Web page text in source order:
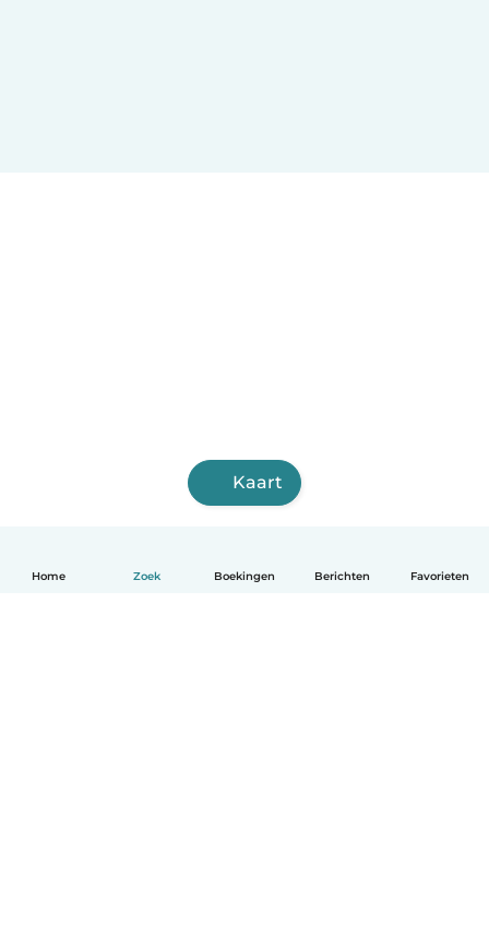
Home Zoek Boekingen Berichten Favorieten
Kaart